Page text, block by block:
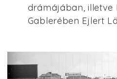
drámájában, illetve
Gablerében Ejlert